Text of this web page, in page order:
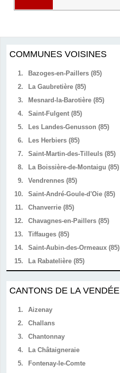
COMMUNES VOISINES
1.
Bazoges-en-Paillers (85)
2.
La Gaubretière (85)
3.
Mesnard-la-Barotière (85)
4.
Saint-Fulgent (85)
5.
Les Landes-Genusson (85)
6.
Les Herbiers (85)
7.
Saint-Martin-des-Tilleuls (85)
8.
La Boissière-de-Montaigu (85)
9.
Vendrennes (85)
10.
Saint-André-Goule-d'Oie (85)
11.
Chanverrie (85)
12.
Chavagnes-en-Paillers (85)
13.
Tiffauges (85)
14.
Saint-Aubin-des-Ormeaux (85)
15.
La Rabatelière (85)
CANTONS DE LA VENDÉE
1.
Aizenay
2.
Challans
3.
Chantonnay
4.
La Châtaigneraie
5.
Fontenay-le-Comte